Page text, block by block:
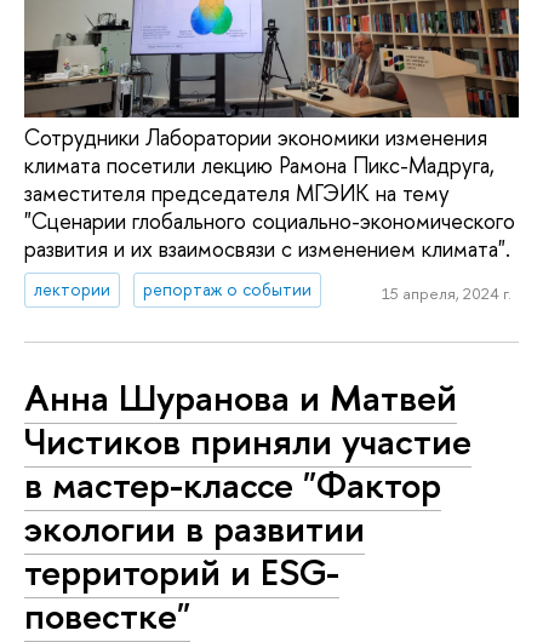
Сотрудники Лаборатории экономики изменения
климата посетили лекцию Рамона Пикс-Мадруга,
заместителя председателя МГЭИК на тему
"Сценарии глобального социально-экономического
развития и их взаимосвязи с изменением климата".
лектории репортаж о событии 15 апреля, 2024 г.
Анна Шуранова и Матвей
Чистиков приняли участие
в мастер-классе "Фактор
экологии в развитии
территорий и ESG-
повестке"